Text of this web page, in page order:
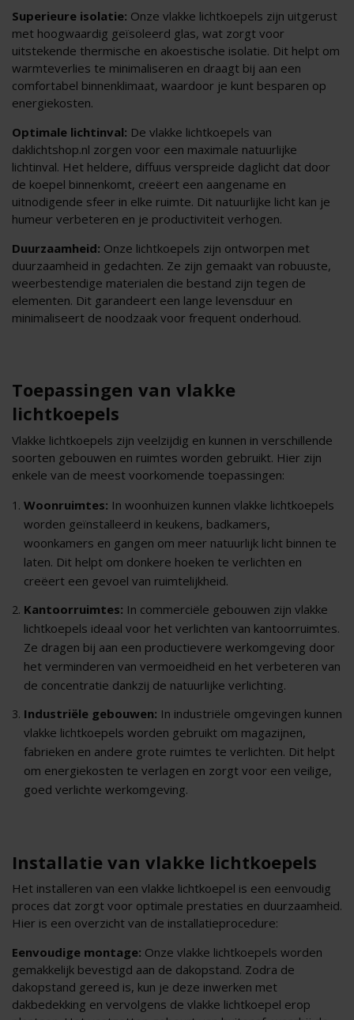
Superieure isolatie: Onze vlakke lichtkoepels zijn uitgerust
met hoogwaardig geïsoleerd glas, wat zorgt voor
uitstekende thermische en akoestische isolatie. Dit helpt om
warmteverlies te minimaliseren en draagt bij aan een
comfortabel binnenklimaat, waardoor je kunt besparen op
energiekosten.
Optimale lichtinval: De vlakke lichtkoepels van
daklichtshop.nl zorgen voor een maximale natuurlijke
lichtinval. Het heldere, diffuus verspreide daglicht dat door
de koepel binnenkomt, creëert een aangename en
uitnodigende sfeer in elke ruimte. Dit natuurlijke licht kan je
humeur verbeteren en je productiviteit verhogen.
Duurzaamheid: Onze lichtkoepels zijn ontworpen met
duurzaamheid in gedachten. Ze zijn gemaakt van robuuste,
weerbestendige materialen die bestand zijn tegen de
elementen. Dit garandeert een lange levensduur en
minimaliseert de noodzaak voor frequent onderhoud.
Toepassingen van vlakke
lichtkoepels
Vlakke lichtkoepels zijn veelzijdig en kunnen in verschillende
soorten gebouwen en ruimtes worden gebruikt. Hier zijn
enkele van de meest voorkomende toepassingen:
Woonruimtes: In woonhuizen kunnen vlakke lichtkoepels
worden geïnstalleerd in keukens, badkamers,
woonkamers en gangen om meer natuurlijk licht binnen te
laten. Dit helpt om donkere hoeken te verlichten en
creëert een gevoel van ruimtelijkheid.
Kantoorruimtes: In commerciële gebouwen zijn vlakke
lichtkoepels ideaal voor het verlichten van kantoorruimtes.
Ze dragen bij aan een productievere werkomgeving door
het verminderen van vermoeidheid en het verbeteren van
de concentratie dankzij de natuurlijke verlichting.
Industriële gebouwen: In industriële omgevingen kunnen
vlakke lichtkoepels worden gebruikt om magazijnen,
fabrieken en andere grote ruimtes te verlichten. Dit helpt
om energiekosten te verlagen en zorgt voor een veilige,
goed verlichte werkomgeving.
Installatie van vlakke lichtkoepels
Het installeren van een vlakke lichtkoepel is een eenvoudig
proces dat zorgt voor optimale prestaties en duurzaamheid.
Hier is een overzicht van de installatieprocedure:
Eenvoudige montage: Onze vlakke lichtkoepels worden
gemakkelijk bevestigd aan de dakopstand. Zodra de
dakopstand gereed is, kun je deze inwerken met
dakbedekking en vervolgens de vlakke lichtkoepel erop